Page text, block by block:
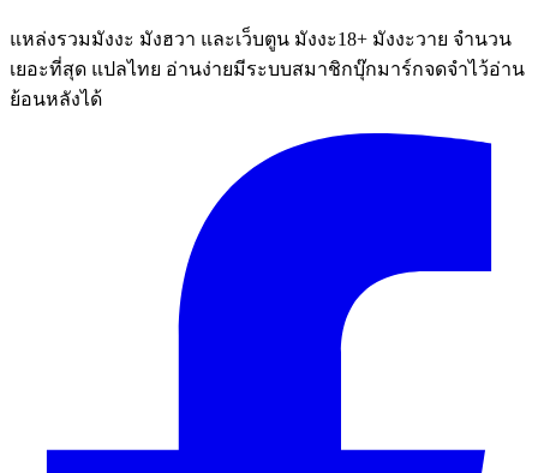
แหล่งรวมมังงะ มังฮวา และเว็บตูน มังงะ18+ มังงะวาย จำนวน
เยอะที่สุด แปลไทย อ่านง่ายมีระบบสมาชิกบุ๊กมาร์กจดจำไว้อ่าน
ย้อนหลังได้